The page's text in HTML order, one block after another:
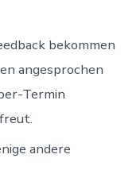
bekommen
angesprochen
Termin
andere